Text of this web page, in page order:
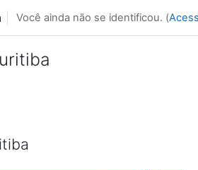
Você ainda não se identificou. (